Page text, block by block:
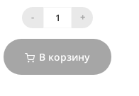
- +
В корзину